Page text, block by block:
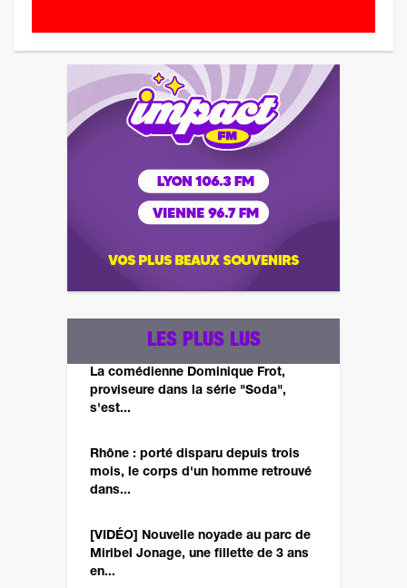
LES PLUS LUS
La comédienne Dominique Frot,
proviseure dans la série "Soda",
s'est...
Rhône : porté disparu depuis trois
mois, le corps d'un homme retrouvé
dans...
[VIDÉO] Nouvelle noyade au parc de
Miribel Jonage, une fillette de 3 ans
en...